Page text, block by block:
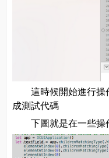
這時候開始進行操
成測試代碼
下圖就是在一些操